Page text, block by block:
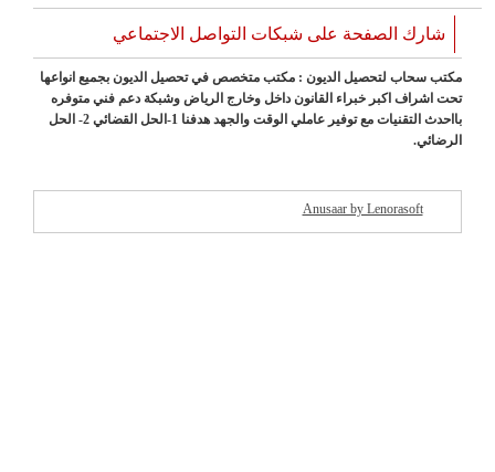
شارك الصفحة على شبكات التواصل الاجتماعي
مكتب سحاب لتحصيل الديون : مكتب متخصص في تحصيل الديون بجميع انواعها
تحت اشراف اكبر خبراء القانون داخل وخارج الرياض وشبكة دعم فني متوفره
بااحدث التقنيات مع توفير عاملي الوقت والجهد هدفنا 1-الحل القضائي 2- الحل
الرضائي.
Anusaar by Lenorasoft